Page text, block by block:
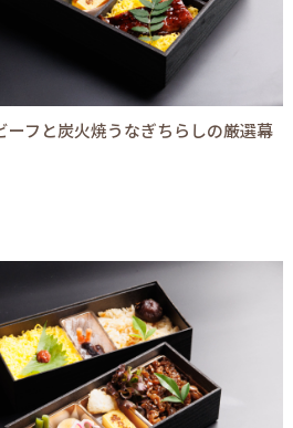
ーフと炭火焼うなぎちらしの厳選幕